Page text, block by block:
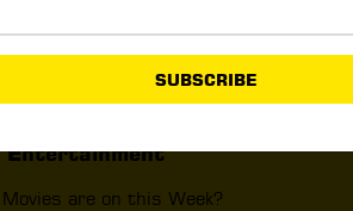
SUBSCRIBE
Shopping Locations
Smart Shopping Tips
Entertainment
are on this Week?